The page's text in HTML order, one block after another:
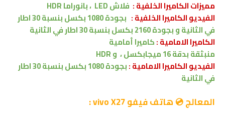
مميزاتالكاميرا الخلفية : فلاش LED ، بانوراماHDR
الفيديو الكاميرا الخلفية :
بجودة 1080 بكسل بنسبة 30 اطار
في الثانيةوبجودة 2160 بكسل بنسبة 30 اطار في الثانية
الكاميرا الامامية :كاميرا أمامية
منبثقةبدقة 16 ميجابكسل، وHDR
الفيديو الكاميراالامامية :
بجودة 1080 بكسل بنسبة 30 اطار
في الثانية
المعالج 💿 هاتف فيفو vivo X27 :